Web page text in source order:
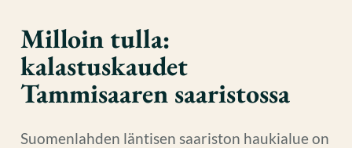
Milloin tulla:
kalastuskaudet
Tammisaaren saaristossa
Suomenlahden läntisen saariston haukialue on